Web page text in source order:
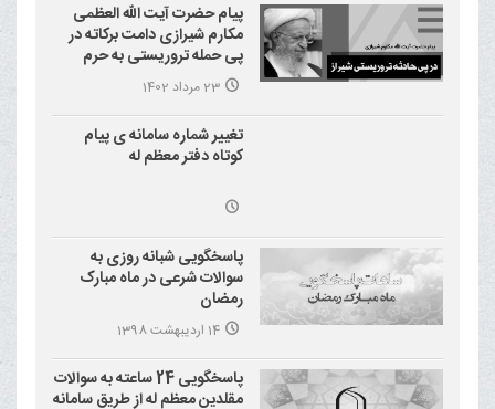
پیام حضرت آیت الله العظمی
مکارم شیرازی دامت برکاته در
پی حمله تروریستی به حرم
احمد بن موسی علیه السلام
(شاهچراغ)
23 مرداد 1402
تغییر شماره سامانه ی پیام
کوتاه دفتر معظم له
پاسخگویی شبانه روزی به
سوالات شرعی در ماه مبارک
رمضان
14 اردیبهشت 1398
پاسخگویی 24 ساعته به سوالات
مقلدین معظم له از طریق سامانه